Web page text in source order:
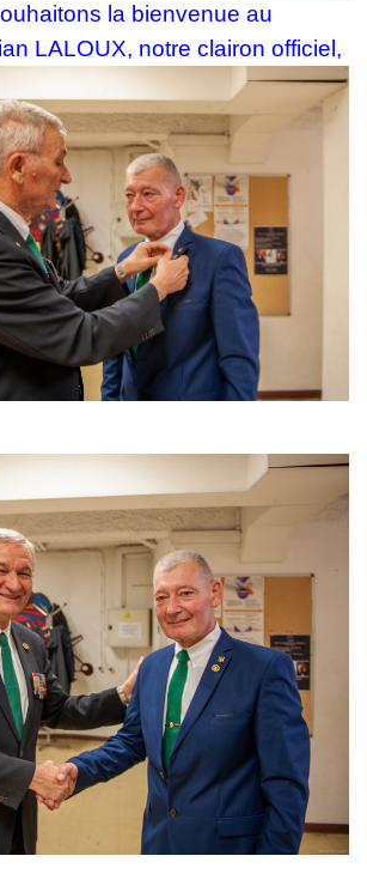
la bienvenue au
LALOUX, notre clairon officiel,